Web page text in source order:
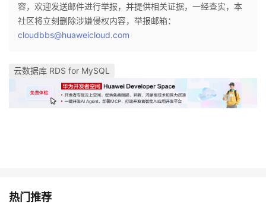
容，欢迎发送邮件进行举报，并提供相关证据，一经查实，本
社区将立刻删除涉嫌侵权内容，举报邮箱：
cloudbbs@huaweicloud.com
云数据库 RDS for MySQL
热门推荐